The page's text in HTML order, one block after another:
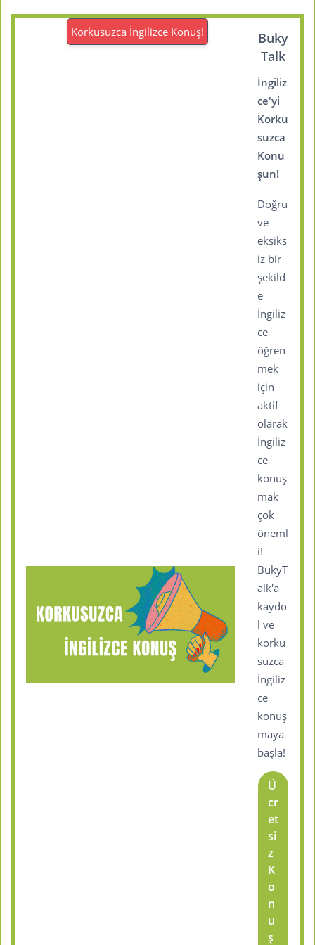
Korkusuzca İngilizce Konuş!
Buky
Talk
İngiliz
ce'yi
Korku
suzca
Konu
şun!
Doğru
ve
eksiks
iz bir
şekild
e
İngiliz
ce
öğren
mek
için
aktif
olarak
İngiliz
ce
konuş
mak
çok
öneml
i!
BukyT
alk'a
kaydo
l ve
korku
suzca
İngiliz
ce
konuş
maya
başla!
Ü
cr
et
si
z
K
o
n
u
ş